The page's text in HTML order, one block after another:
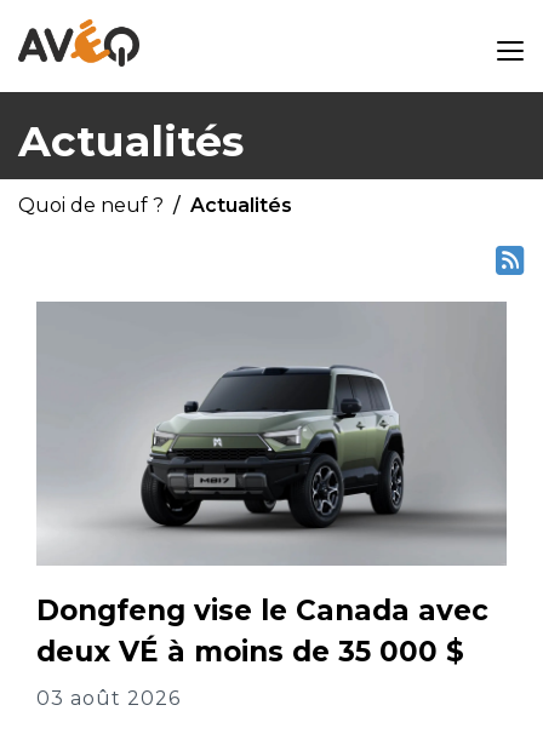
Actualités
Quoi de neuf ? Actualités
Dongfeng vise le Canada avec
deux VÉ à moins de 35 000 $
03 août 2026